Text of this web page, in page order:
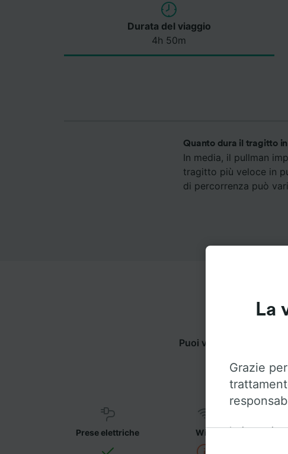
Durata del viaggio
4h 50m
Quanto dura il tragitto
In media, il pullman
tragitto più veloce in
di percorrenza può
Puoi viaggiare da
Prese elettriche WiFi
La
Grazie
Insieme ai
sul